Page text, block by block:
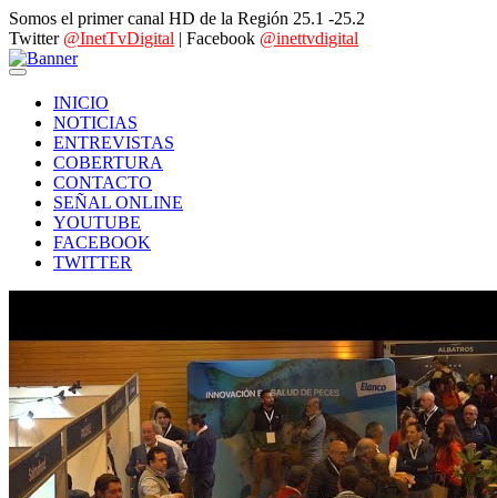
Somos el primer canal HD de la Región 25.1 -25.2
Twitter @InetTvDigital | Facebook @inettvdigital
INICIO
NOTICIAS
ENTREVISTAS
COBERTURA
CONTACTO
SEÑAL ONLINE
YOUTUBE
FACEBOOK
TWITTER